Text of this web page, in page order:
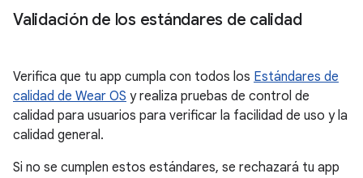
Validación de los estándares de calidad
Verifica que tu app cumpla con todos los Estándares de
calidad de Wear OS y realiza pruebas de control de
calidad para usuarios para verificar la facilidad de uso y la
calidad general.
Si no se cumplen estos estándares, se rechazará tu app